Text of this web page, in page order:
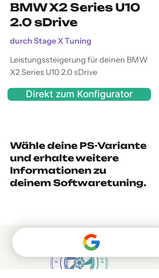
BMW X2 Series U10
2.0 sDrive
durch Stage X Tuning
Leistungssteigerung für deinen BMW
X2 Series U10 2.0 sDrive
Direkt zum Konfigurator
Wähle deine PS-Variante
und erhalte weitere
Informationen zu
deinem Softwaretuning.